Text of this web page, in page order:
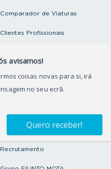
Comparador de Viaturas
Clientes Profissionais
Seguros Protector
Artigos e Notícias
Recrutamento